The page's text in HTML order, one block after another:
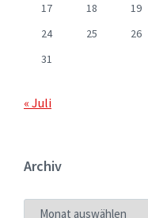
17
18 19
24
25 26
31
« Juli
Archiv
ARCHIV